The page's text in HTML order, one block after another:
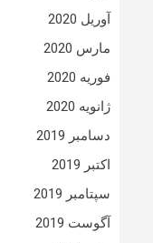
آوریل 2020
مارس 2020
فوریه 2020
ژانویه 2020
دسامبر 2019
اکتبر 2019
سپتامبر 2019
آگوست 2019